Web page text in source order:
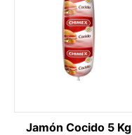
Jamón Cocido 5 Kg